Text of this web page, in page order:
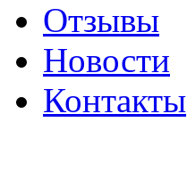
Отзывы
Новости
Контакты